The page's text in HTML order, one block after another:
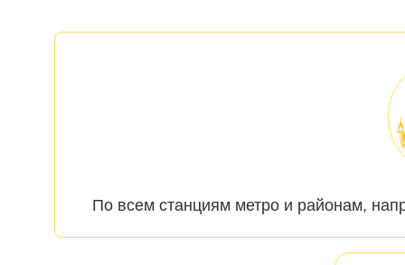
По всем станциям метро и районам,